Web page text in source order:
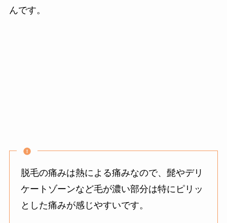
んです。
脱毛の痛みは熱による痛みなので、髭やデリ
ケートゾーンなど毛が濃い部分は特にピリッ
とした痛みが感じやすいです。